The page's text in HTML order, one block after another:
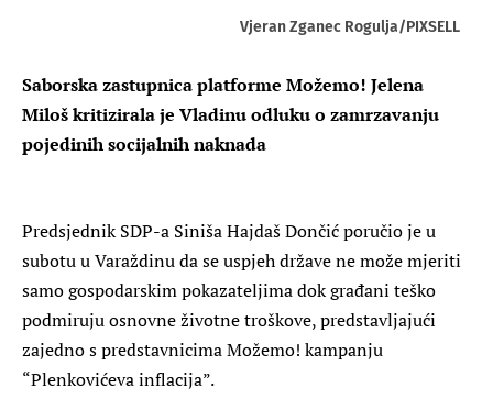
Vjeran Zganec Rogulja/PIXSELL
Saborska zastupnica platforme Možemo! Jelena
Miloš kritizirala je Vladinu odluku o zamrzavanju
pojedinih socijalnih naknada
Predsjednik SDP-a Siniša Hajdaš Dončić poručio je u
subotu u Varaždinu da se uspjeh države ne može mjeriti
samo gospodarskim pokazateljima dok građani teško
podmiruju osnovne životne troškove, predstavljajući
zajedno s predstavnicima Možemo! kampanju
“Plenkovićeva inflacija”.